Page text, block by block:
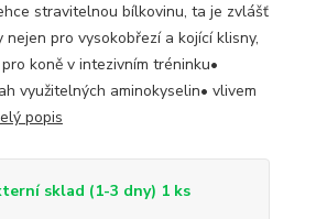
stravitelnou bílkovinu, ta je zvlášť
pro vysokobřezí a kojící klisny,
koně v intezivním tréninku•
využitelných aminokyselin• vlivem
popis
sklad (1-3 dny) 1 ks